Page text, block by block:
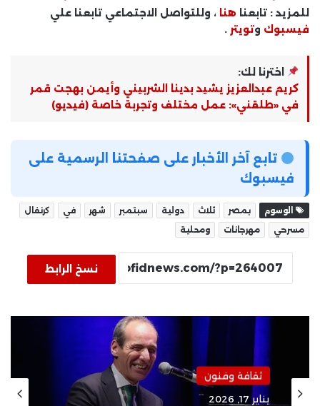
للمزيد : تابعنا هنا ، وللتواصل الاجتماعي تابعنا علي
فيسبوك وتويتر .
اخترنا لك:
كريم عبدالعزيز يشيد بدينا الشربيني وأيمن بهجت قمر
في «طلقني»: عمل مختلف وتجربة خاصة (فيديو)
تابع آخر الأخبار على صفحتنا الرسمية على
فيسبوك
الوسوم بمصر ثلاث دولية سبتمبر شهر في
كرنفال
مسرحي
مهرجانات ومحلية
نسخ الرابط
ثقافة وفنون
يناير 17, 2026